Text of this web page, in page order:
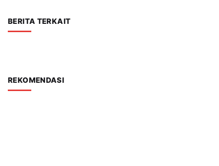
BERITA TERKAIT
REKOMENDASI